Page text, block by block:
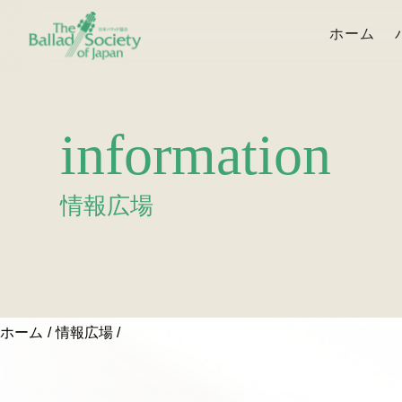
ホーム
information
情報広場
ホーム 情報広場